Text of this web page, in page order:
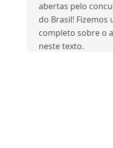
abertas pelo
do Brasil! Fizemos
completo sobre o
neste texto.